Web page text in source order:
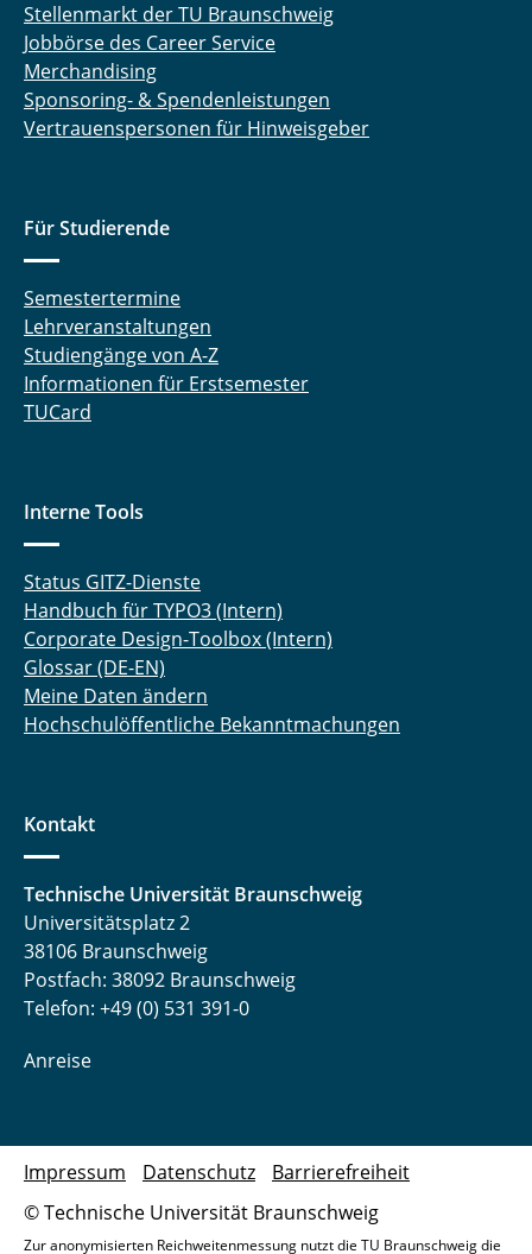
Stellenmarkt der TU Braunschweig
Jobbörse des Career Service
Merchandising
Sponsoring- & Spendenleistungen
Vertrauenspersonen für Hinweisgeber
Für Studierende
Semestertermine
Lehrveranstaltungen
Studiengänge von A-Z
Informationen für Erstsemester
TUCard
Interne Tools
Status GITZ-Dienste
Handbuch für TYPO3 (Intern)
Corporate Design-Toolbox (Intern)
Glossar (DE-EN)
Meine Daten ändern
Hochschulöffentliche Bekanntmachungen
Kontakt
Technische Universität Braunschweig
Universitätsplatz 2
38106 Braunschweig
Postfach: 38092 Braunschweig
Telefon: +49 (0) 531 391-0
Anreise
© Technische Universität Braunschweig
Impressum Datenschutz Barrierefreiheit
Zur anonymisierten Reichweitenmessung nutzt die TU Braunschweig die